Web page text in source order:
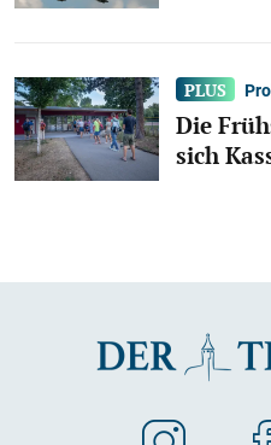
Die
sich